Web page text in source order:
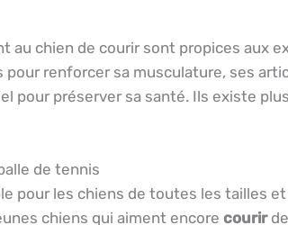
au chien de courir sont propices aux
renforcer sa musculature, ses
pour préserver sa santé. Ils existe
de tennis
pour les chiens de toutes les tailles
chiens qui aiment encore courir